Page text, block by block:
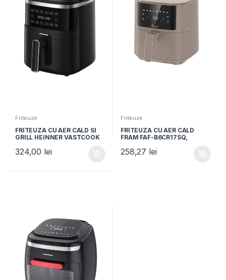
Friteuze
FRITEUZA CU AER CALD SI
GRILL HEINNER VASTCOOK
Capacitate 5L, 6 programe
presetate, Negru
324,00 lei
Friteuze
FRITEUZA CU AER CALD
FRAM FAF-B6CR17SQ,
5.7L, 8 programe presetate,
Panou de comanda
258,27 lei